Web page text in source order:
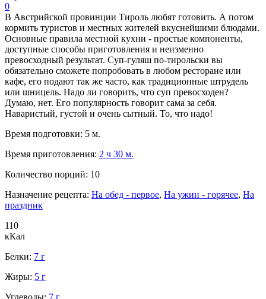
0
В Австрийской провинции Тироль любят готовить. А потом
кормить туристов и местных жителей вкуснейшими блюдами.
Основные правила местной кухни - простые компоненты,
доступные способы приготовления и неизменно
превосходный результат. Суп-гуляш по-тирольски вы
обязательно сможете попробовать в любом ресторане или
кафе, его подают так же часто, как традиционные штрудель
или шницель. Надо ли говорить, что суп превосходен?
Думаю, нет. Его популярность говорит сама за себя.
Наваристый, густой и очень сытный. То, что надо!
Время подготовки: 5 м.
Время приготовления: 2 ч 30 м.
Количество порций: 10
Назначение рецепта: На обед - первое, На ужин - горячее, На
праздник
110
кКал
Белки: 7 г
Жиры: 5 г
Углеводы: 7 г